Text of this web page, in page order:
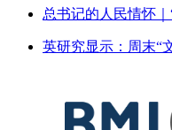
总书记的人民情怀
英研究显示：周末“